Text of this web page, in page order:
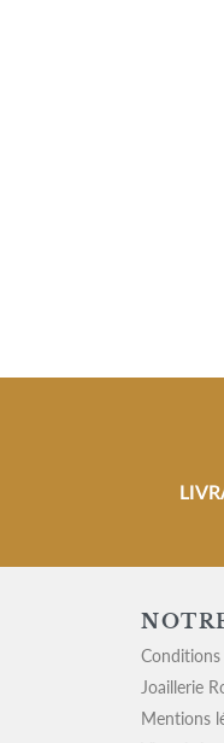
Conditions
Joaillerie
Mentions